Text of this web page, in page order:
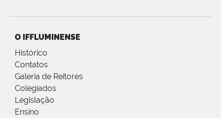
O IFFLUMINENSE
Histórico
Contatos
Galeria de Reitores
Colegiados
Legislação
Ensino